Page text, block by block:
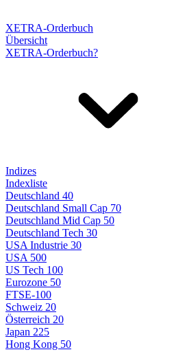
XETRA-Orderbuch
Übersicht
XETRA-Orderbuch?
Indizes
Indexliste
Deutschland 40
Deutschland Small Cap 70
Deutschland Mid Cap 50
Deutschland Tech 30
USA Industrie 30
USA 500
US Tech 100
Eurozone 50
FTSE-100
Schweiz 20
Österreich 20
Japan 225
Hong Kong 50